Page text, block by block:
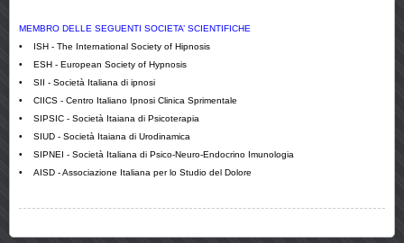
MEMBRO DELLE SEGUENTI SOCIETA’ SCIENTIFICHE
• ISH - The International Society of Hipnosis
• ESH - European Society of Hypnosis
• SII - Società Italiana di ipnosi
• CIICS - Centro Italiano Ipnosi Clinica Sprimentale
• SIPSIC - Società Itaiana di Psicoterapia
• SIUD - Società Itaiana di Urodinamica
• SIPNEI - Società Italiana di Psico-Neuro-Endocrino Imunologia
• AISD - Associazione Italiana per lo Studio del Dolore